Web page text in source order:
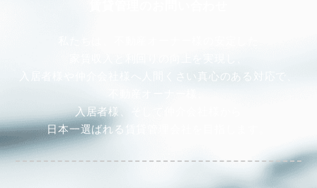
入居者様や仲介会社様へ人間くさい真心のある対応で、
入居者様、そして仲介会社様から
日本一選ばれる賃貸管理会社を目指します。